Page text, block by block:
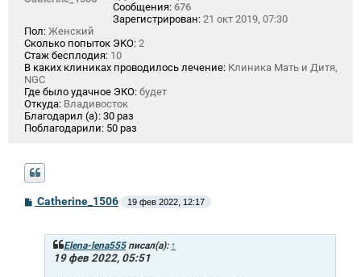
Сообщения: 676
Зарегистрирован: 21 окт 2019, 07:30
Пол: Женский
Сколько попыток ЭКО: 2
Стаж бесплодия: 10
В каких клиниках проводилось лечение: Клиника Мать и Дитя,
NGC
Где было удачное ЭКО: будет
Откуда: Владивосток
Благодарил (а): 30 раз
Поблагодарили: 50 раз
С
о
Catherine_1506 19 фев 2022, 12:17
Elena-lena555писал(а): ↑
19 фев 2022, 05:51